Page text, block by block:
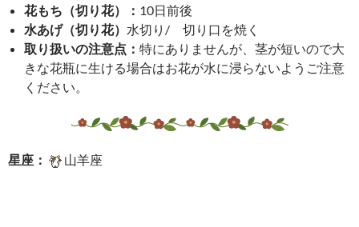
花もち（切り花）： 10日前後
水あげ（切り花） 水切り/ 切り口を焼く
取り扱いの注意点： 特にありませんが、茎が短いので大
きな花瓶に生ける場合はお花が水に浸らないようご注意
ください。
星座： 山羊座